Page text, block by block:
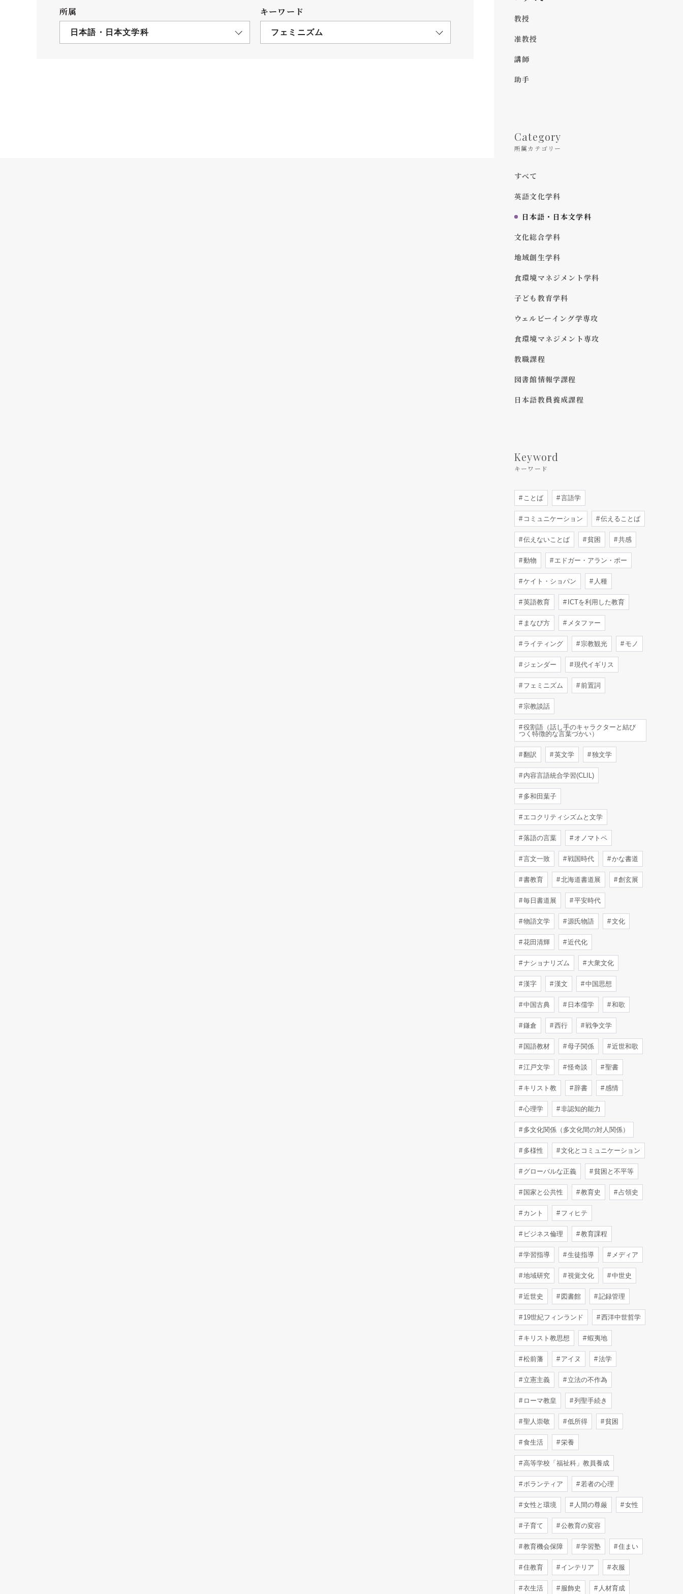
３Dパノラマビュー
所属
日本語・日本文学科
キーワード
フェミニズム
教授
准教授
講師
助手
Category
所属カテゴリー
すべて
英語文化学科
日本語・日本文学科
文化総合学科
地域創生学科
食環境マネジメント学科
子ども教育学科
ウェルビーイング学専攻
食環境マネジメント専攻
教職課程
図書館情報学課程
日本語教員養成課程
Keyword
キーワード
ことば 言語学
コミュニケーション 伝えることば
伝えないことば 貧困 共感
動物 エドガー・アラン・ポー
ケイト・ショパン 人種
英語教育 ICTを利用した教育
まなび方 メタファー
ライティング 宗教観光 モノ
ジェンダー 現代イギリス
フェミニズム 前置詞
宗教談話
役割語（話し手のキャラクターと結び
つく特徴的な言葉づかい）
翻訳 英文学 独文学
内容言語統合学習(CLIL)
多和田葉子
エコクリティシズムと文学
落語の言葉 オノマトペ
言文一致 戦国時代 かな書道
書教育 北海道書道展 創玄展
毎日書道展 平安時代
物語文学 源氏物語 文化
花田清輝 近代化
ナショナリズム 大衆文化
漢字 漢文 中国思想
中国古典 日本儒学 和歌
鎌倉 西行 戦争文学
国語教材 母子関係 近世和歌
江戸文学 怪奇談 聖書
キリスト教 辞書 感情
心理学 非認知的能力
多文化関係（多文化間の対人関係）
多様性 文化とコミュニケーション
グローバルな正義 貧困と不平等
国家と公共性 教育史 占領史
カント フィヒテ
ビジネス倫理 教育課程
学習指導 生徒指導 メディア
地域研究 視覚文化 中世史
近世史 図書館 記録管理
19世紀フィンランド 西洋中世哲学
キリスト教思想 蝦夷地
松前藩 アイヌ 法学
立憲主義 立法の不作為
ローマ教皇 列聖手続き
聖人崇敬 低所得 貧困
食生活 栄養
高等学校「福祉科」教員養成
ボランティア 若者の心理
女性と環境 人間の尊厳 女性
子育て 公教育の変容
教育機会保障 学習塾 住まい
住教育 インテリア 衣服
衣生活 服飾史 人材育成